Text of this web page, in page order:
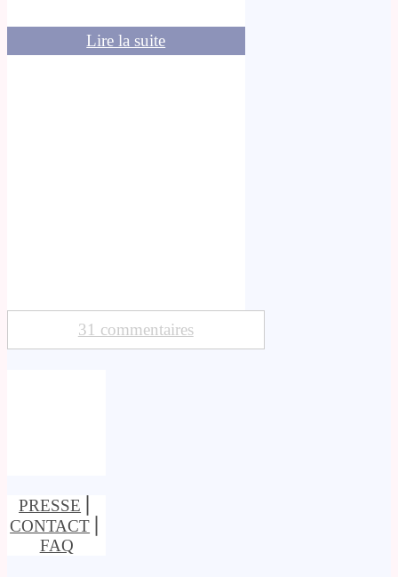
Lire la suite
31 commentaires
PRESSE
CONTACT
FAQ